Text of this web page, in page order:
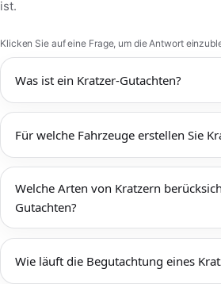
ist.
Klicken Sie auf eine Frage, um die Antwort
Was ist ein Kratzer-Gutachten?
Lackbeschädigungen präzise. Wir
im Klarlack liegt oder bis in Basislack
die Reparaturkosten nach aktuellen
ausfallen.
Für welche Fahrzeuge erstellen Sie
Leasingfahrzeuge und Nutzfahrzeuge.
Türen, Stoßfängern, Kotflügeln,
Spiegelgehäusen auf – wir ermitteln
Welche Arten von Kratzern
Gutachten?
Riefen, Parkrempler, Schleifspuren,
Wie läuft die Begutachtung eines